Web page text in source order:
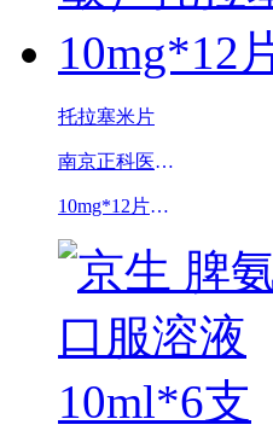
托拉塞米片
南京正科医药股份有限公司(原南京正科制药有限公司)
10mg*12片（特苏敏）